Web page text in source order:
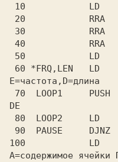
E=частота,D=длина
DE
100            LD
A=содержимое ячейки